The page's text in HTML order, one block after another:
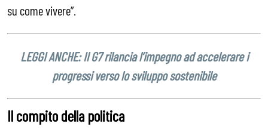
su come vivere”.
LEGGI ANCHE: Il G7 rilancia l’impegno ad accelerare i
progressi verso lo sviluppo sostenibile
Il compito della politica